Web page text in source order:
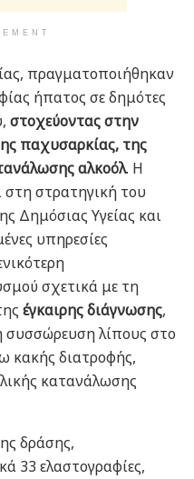
πραγματοποιήθηκαν
ήπατος σε δημότες
στοχεύοντας στην
παχυσαρκίας, της
αλκοόλ. Η
στρατηγική του
Δημόσιας Υγείας και
υπηρεσίες
σχετικά με τη
έγκαιρης διάγνωσης,
συσσώρευση λίπους στο
κακής διατροφής,
κατανάλωσης
δράσης,
33 ελαστογραφίες,